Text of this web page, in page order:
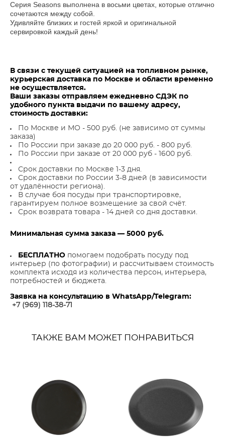
Серия Seasons выполнена в восьми цветах, которые отлично
сочетаются между собой.
Удивляйте близких и гостей яркой и оригинальной
сервировкой каждый день!
В связи с текущей ситуацией на топливном рынке,
курьерская доставка по Москве и области временно
не осуществляется.
Ваши заказы отправляем ежедневно СДЭК по
удобного пункта выдачи по вашему адресу,
стоимость доставки:
По Москве и МО - 500 руб. (не зависимо от суммы
заказа)
По России при заказе до 20 000 руб. - 800 руб.
По России при заказе от 20 000 руб - 1600 руб.
Срок доставки по Москве 1-3 дня.
Срок доставки по России 3-8 дней (в зависимости
от удалённости региона).
В случае боя посуды при транспортировке,
гарантируем полное возмещение за свой счёт.
Срок возврата товара - 14 дней со дня доставки.
Минимальная сумма заказа — 5000 руб.
БЕСПЛАТНО помогаем подобрать посуду под
интерьер (по фотографии) и рассчитываем стоимость
комплекта исходя из количества персон, интерьера,
потребностей и бюджета.
Заявка на консультацию в WhatsApp/Telegram:
+7 (969) 118-38-7
ТАКЖЕ ВАМ МОЖЕТ ПОНРАВИТЬСЯ